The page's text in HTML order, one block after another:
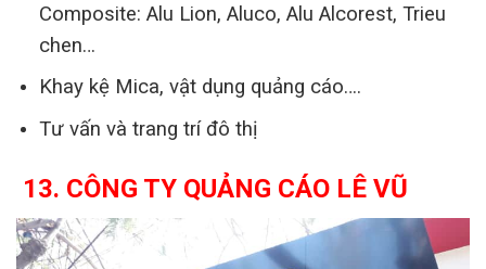
Composite: Alu Lion, Aluco, Alu Alcorest, Trieu
chen…
Khay kệ Mica, vật dụng quảng cáo….
Tư vấn và trang trí đô thị
13. CÔNG TY QUẢNG CÁO LÊ VŨ